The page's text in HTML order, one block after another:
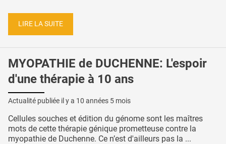
LIRE LA SUITE
MYOPATHIE de DUCHENNE: L'espoir
d'une thérapie à 10 ans
Actualité publiée il y a 10 années 5 mois
Cellules souches et édition du génome sont les maîtres
mots de cette thérapie génique prometteuse contre la
myopathie de Duchenne. Ce n’est d'ailleurs pas la ...